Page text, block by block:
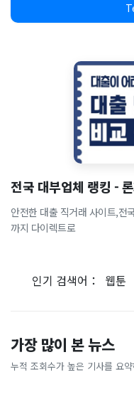
전국 대부업체 랭킹 -
안전한 대출 직거래 사이트,전
까지 다이렉트로
인기 검색어： 웹툰
가장 많이 본 뉴스
누적 조회수가 높은 기사를 요